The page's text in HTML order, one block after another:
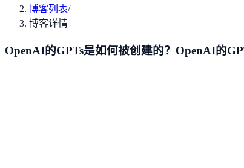
博客列表/
博客详情
OpenAI的GPTs是如何被创建的？OpenAI的